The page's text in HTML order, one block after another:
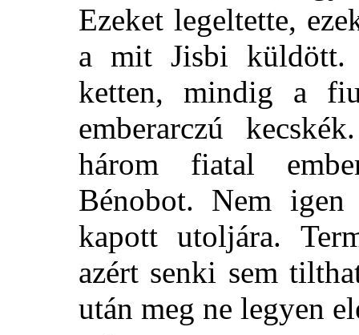
Ezeket legeltette,
a mit Jisbi küldött.
ketten, mindig a
emberarczú
három fiatal
Bénobot. Nem
kapott utoljára.
azért senki sem
után meg ne legyen